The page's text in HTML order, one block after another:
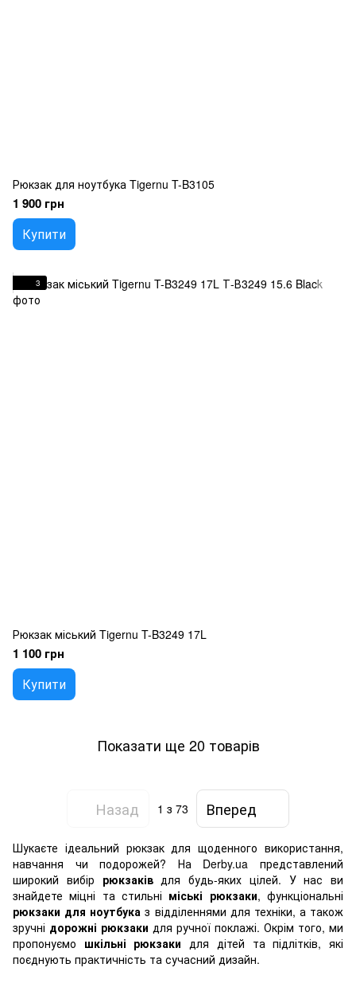
Рюкзак для ноутбука Tigernu T-B3105
1 900 грн
Купити
3
Рюкзак міський Tigernu T-B3249 17L
1 100 грн
Купити
Показати ще 20 товарів
Назад 1 з 73 Вперед
Шукаєте ідеальний рюкзак для щоденного використання,
навчання чи подорожей? На Derby.ua представлений
широкий вибір рюкзаківдля будь-яких цілей. У нас ви
знайдете міцні та стильні міські рюкзаки, функціональні
рюкзаки для ноутбука з відділеннями для техніки, а також
зручні дорожні рюкзаки для ручної поклажі. Окрім того, ми
пропонуємо шкільні рюкзаки для дітей та підлітків, які
поєднують практичність та сучасний дизайн.